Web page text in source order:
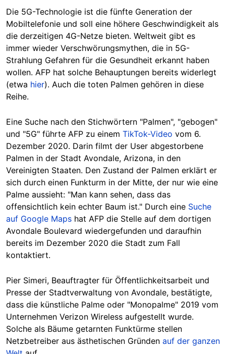
Die 5G-Technologie ist die fünfte Generation der
Mobiltelefonie und soll eine höhere Geschwindigkeit als
die derzeitigen 4G-Netze bieten. Weltweit gibt es
immer wieder Verschwörungsmythen, die in 5G-
Strahlung Gefahren für die Gesundheit erkannt haben
wollen. AFP hat solche Behauptungen bereits widerlegt
(etwa hier). Auch die toten Palmen gehören in diese
Reihe.
Eine Suche nach den Stichwörtern "Palmen", "gebogen"
und "5G" führte AFP zu einem TikTok-Video vom 6.
Dezember 2020. Darin filmt der User abgestorbene
Palmen in der Stadt Avondale, Arizona, in den
Vereinigten Staaten. Den Zustand der Palmen erklärt er
sich durch einen Funkturm in der Mitte, der nur wie eine
Palme aussieht: "Man kann sehen, dass das
offensichtlich kein echter Baum ist." Durch eine Suche
auf Google Maps hat AFP die Stelle auf dem dortigen
Avondale Boulevard wiedergefunden und daraufhin
bereits im Dezember 2020 die Stadt zum Fall
kontaktiert.
Pier Simeri, Beauftragter für Öffentlichkeitsarbeit und
Presse der Stadtverwaltung von Avondale, bestätigte,
dass die künstliche Palme oder "Monopalme" 2019 vom
Unternehmen Verizon Wireless aufgestellt wurde.
Solche als Bäume getarnten Funktürme stellen
Netzbetreiber aus ästhetischen Gründen auf der ganzen